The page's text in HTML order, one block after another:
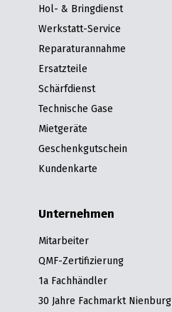
Hol- & Bringdienst
Werkstatt-Service
Reparaturannahme
Ersatzteile
Schärfdienst
Technische Gase
Mietgeräte
Geschenkgutschein
Kundenkarte
Unternehmen
Mitarbeiter
QMF-Zertifizierung
1a Fachhändler
30 Jahre Fachmarkt Nienburg